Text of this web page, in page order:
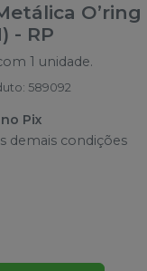
O’ring
- RP
1 unidade.
: 589092
no Pix
demais condições